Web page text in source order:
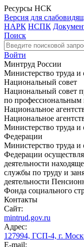
Ресурсы НСК
Версия для
НАРК НСПК
Поиск
Войти
Минтруд России
Министерство труда
Национальный совет
Национальный совет
по
Национальное
Национальное
Министерство труда
Федерации
Министерство труда
Федерации
деятельности
службы по труду и
деятельности
Фонда социального
Контакты
Сайт:
mintrud.gov.ru
Адрес:
127994, ГСП-4, г.
E-mail: